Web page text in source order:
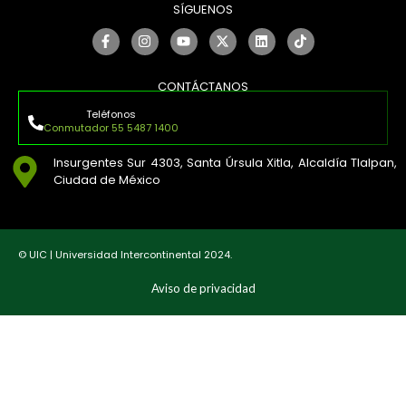
SÍGUENOS
CONTÁCTANOS
Teléfonos
Conmutador 55 5487 1400
Insurgentes Sur 4303, Santa Úrsula Xitla, Alcaldía Tlalpan,
Ciudad de México
© UIC | Universidad Intercontinental 2024.
Aviso de privacidad